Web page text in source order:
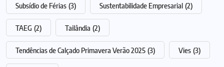
Subsídio de Férias (3) Sustentabilidade Empresarial (2)
TAEG (2) Tailândia (2)
Tendências de Calçado Primavera Verão 2025 (3) Vies (3)